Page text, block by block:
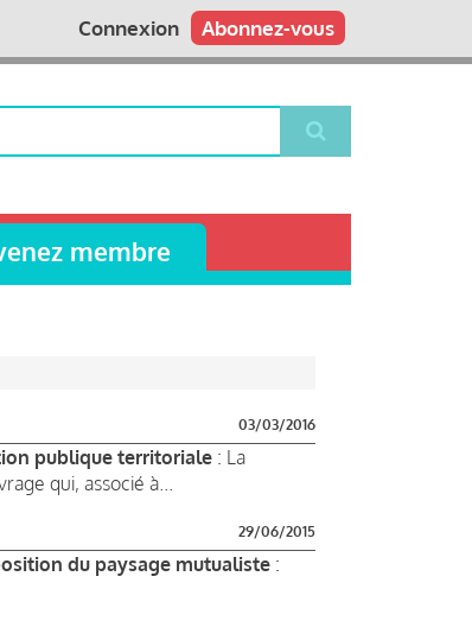
Abonnez-vous
Connexion
membre
03/03/2016
publique territoriale : La
qui, associé à...
29/06/2015
du paysage mutualiste :